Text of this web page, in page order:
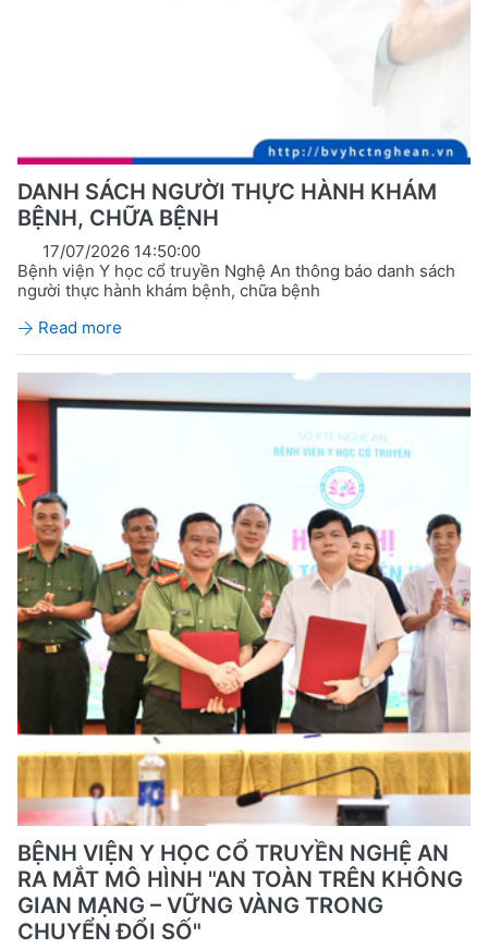
DANH SÁCH NGƯỜI THỰC HÀNH KHÁM
BỆNH, CHỮA BỆNH
17/07/2026 14:50:00
Bệnh viện Y học cổ truyền Nghệ An thông báo danh sách
người thực hành khám bệnh, chữa bệnh
Read more
BỆNH VIỆN Y HỌC CỔ TRUYỀN NGHỆ AN
RA MẮT MÔ HÌNH "AN TOÀN TRÊN KHÔNG
GIAN MẠNG – VỮNG VÀNG TRONG
CHUYỂN ĐỔI SỐ"